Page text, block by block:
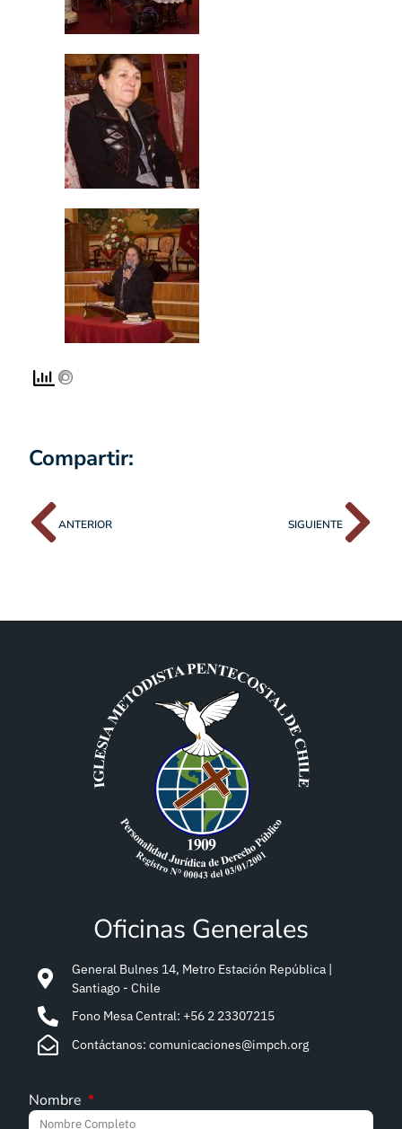
Compartir:
ANTERIOR SIGUIENTE
Oficinas Generales
General Bulnes 14, Metro Estación República |
Santiago - Chile
Fono Mesa Central: +56 2 23307215
Contáctanos: comunicaciones@impch.org
Nombre